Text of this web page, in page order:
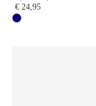
€ 24,95